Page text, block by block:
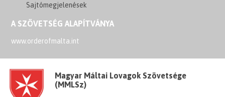
Sajtómegjelenések
A SZÖVETSÉG ALAPÍTVÁNYA
www.orderofmalta.int
Magyar Máltai Lovagok Szövetsége
(MMLSz)